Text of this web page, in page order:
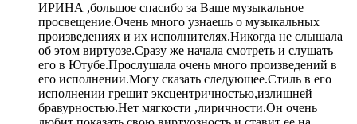
ИРИНА ,большое спасибо за Ваше музыкальное
просвещение.Очень много узнаешь о музыкальных
произведениях и их исполнителях.Никогда не слышала
об этом виртуозе.Сразу же начала смотреть и слушать
его в Ютубе.Прослушала очень много произведений в
его исполнении.Могу сказать следующее.Стиль в его
исполнении грешит эксцентричностью,излишней
бравурностью.Нет мягкости ,лиричности.Он очень